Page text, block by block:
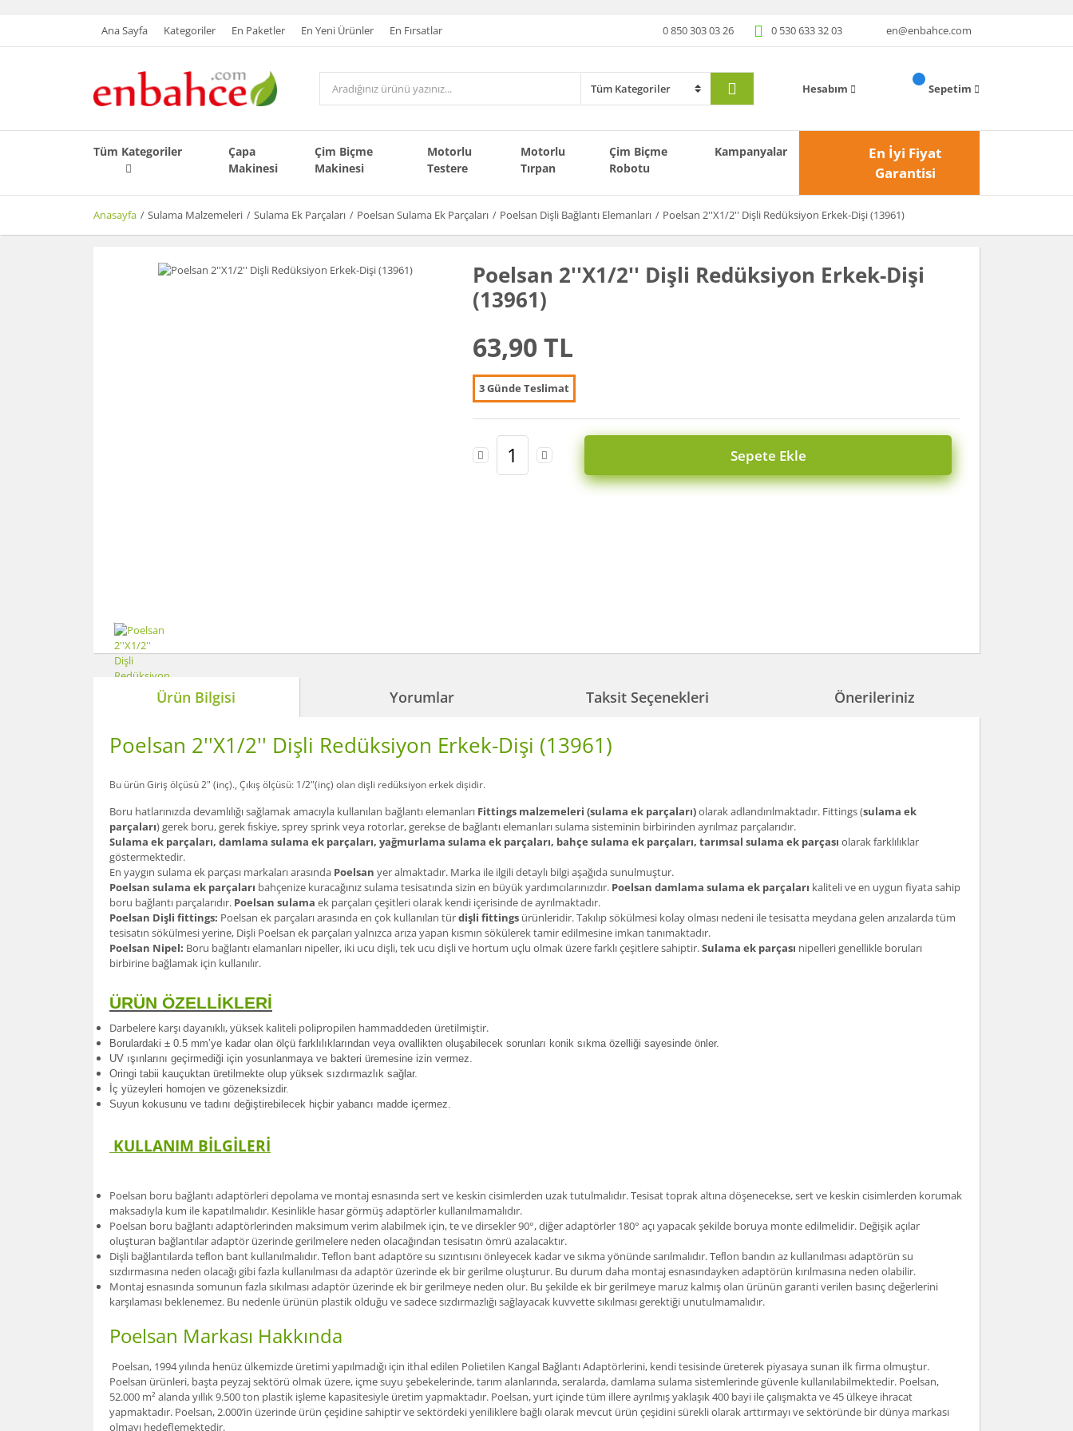
Ana Sayfa Kategoriler En Paketler En Yeni Ürünler En Fırsatlar 0 850 303 03 26 0 530 633 32 03 en@enbahce.com
Hesabım Sepetim
Tüm Kategoriler
Çapa
Makinesi
Çim Biçme
Makinesi
Motorlu
Testere
Motorlu
Tırpan
Çim Biçme
Robotu
Kampanyalar
En İyi Fiyat
Garantisi
Anasayfa Sulama Malzemeleri Sulama Ek Parçaları Poelsan Sulama Ek Parçaları Poelsan Dişli Bağlantı Elemanları Poelsan 2''X1/2'' Dişli Redüksiyon Erkek-Dişi (13961)
Poelsan 2''X1/2'' Dişli Redüksiyon Erkek-Dişi
(13961)
63,90 TL
3 Günde Teslimat
Sepete Ekle
Ürün Bilgisi Yorumlar Taksit Seçenekleri Önerileriniz
Poelsan 2''X1/2'' Dişli Redüksiyon Erkek-Dişi (13961)
Bu ürün Giriş ölçüsü 2" (inç)., Çıkış ölçüsü: 1/2"(inç) olandişli redüksiyon erkek dişidir.
Boru hatlarınızda devamlılığı sağlamak amacıyla kullanılan bağlantı elemanları Fittings malzemeleri (sulama ek parçaları)olarak adlandırılmaktadır. Fittings (sulama ek
parçaları) gerek boru, gerek fıskiye, sprey sprink veya rotorlar, gerekse de bağlantı elemanları sulama sisteminin birbirinden ayrılmaz parçalarıdır.
Sulama ek parçaları, damlama sulama ek parçaları, yağmurlama sulama ek parçaları, bahçe sulama ek parçaları, tarımsal sulama ek parçası olarak farklılıklar
göstermektedir.
En yaygın sulama ek parçası markaları arasında Poelsan yer almaktadır. Marka ile ilgili detaylı bilgi aşağıda sunulmuştur.
Poelsan sulama ek parçaları bahçenize kuracağınız sulama tesisatında sizin en büyük yardımcılarınızdır. Poelsan damlama sulama ek parçaları kaliteli ve en uygun fiyata sahip
boru bağlantı parçalarıdır. Poelsan sulama ek parçaları çeşitleri olarak kendi içerisinde de ayrılmaktadır.
Poelsan Dişli fittings: Poelsan ek parçaları arasında en çok kullanılan türdişli fittings ürünleridir. Takılıp sökülmesi kolay olması nedeni ile tesisatta meydana gelen arızalarda tüm
tesisatın sökülmesi yerine, Dişli Poelsan ek parçaları yalnızca arıza yapan kısmın sökülerek tamir edilmesine imkan tanımaktadır.
Poelsan Nipel: Boru bağlantı elamanları nipeller, iki ucu dişli, tek ucu dişli ve hortum uçlu olmak üzere farklı çeşitlere sahiptir.Sulama ek parçası nipelleri genellikle boruları
birbirine bağlamak için kullanılır.
ÜRÜN ÖZELLİKLERİ
Darbelere karşı dayanıklı, yüksek kaliteli polipropilen hammaddeden üretilmiştir.
Borulardaki ± 0.5 mm’ye kadar olan ölçü farklılıklarından veya ovallikten oluşabilecek sorunları konik sıkma özelliği sayesinde önler.
UV ışınlarını geçirmediği için yosunlanmaya ve bakteri üremesine izin vermez.
Oringi tabii kauçuktan üretilmekte olup yüksek sızdırmazlık sağlar.
İç yüzeyleri homojen ve gözeneksizdir.
Suyun kokusunu ve tadını değiştirebilecek hiçbir yabancı madde içermez.
KULLANIM BİLGİLERİ
Poelsan boru bağlantı adaptörleri depolama ve montaj esnasında sert ve keskin cisimlerden uzak tutulmalıdır. Tesisat toprak altına döşenecekse, sert ve keskin cisimlerden korumak
maksadıyla kum ile kapatılmalıdır. Kesinlikle hasar görmüş adaptörler kullanılmamalıdır.
Poelsan boru bağlantı adaptörlerinden maksimum verim alabilmek için, te ve dirsekler 90°, diğer adaptörler 180° açı yapacak şekilde boruya monte edilmelidir. Değişik açılar
oluşturan bağlantılar adaptör üzerinde gerilmelere neden olacağından tesisatın ömrü azalacaktır.
Dişli bağlantılarda teﬂon bant kullanılmalıdır. Teﬂon bant adaptöre su sızıntısını önleyecek kadar ve sıkma yönünde sarılmalıdır. Teﬂon bandın az kullanılması adaptörün su
sızdırmasına neden olacağı gibi fazla kullanılması da adaptör üzerinde ek bir gerilme oluşturur. Bu durum daha montaj esnasındayken adaptörün kırılmasına neden olabilir.
Montaj esnasında somunun fazla sıkılması adaptör üzerinde ek bir gerilmeye neden olur. Bu şekilde ek bir gerilmeye maruz kalmış olan ürünün garanti verilen basınç değerlerini
karşılaması beklenemez. Bu nedenle ürünün plastik olduğu ve sadece sızdırmazlığı sağlayacak kuvvette sıkılması gerektiği unutulmamalıdır.
Poelsan Markası Hakkında
Poelsan, 1994 yılında henüz ülkemizde üretimi yapılmadığı için ithal edilen Polietilen Kangal Bağlantı Adaptörlerini, kendi tesisinde üreterek piyasaya sunan ilk firma olmuştur.
Poelsan ürünleri, başta peyzaj sektörü olmak üzere, içme suyu şebekelerinde, tarım alanlarında, seralarda, damlama sulama sistemlerinde güvenle kullanılabilmektedir. Poelsan,
52.000 m² alanda yıllık 9.500 ton plastik işleme kapasitesiyle üretim yapmaktadır. Poelsan, yurt içinde tüm illere ayrılmış yaklaşık 400 bayi ile çalışmakta ve 45 ülkeye ihracat
yapmaktadır. Poelsan, 2.000’in üzerinde ürün çeşidine sahiptir ve sektördeki yeniliklere bağlı olarak mevcut ürün çeşidini sürekli olarak arttırmayı ve sektöründe bir dünya markası
olmayı hedeflemektedir.